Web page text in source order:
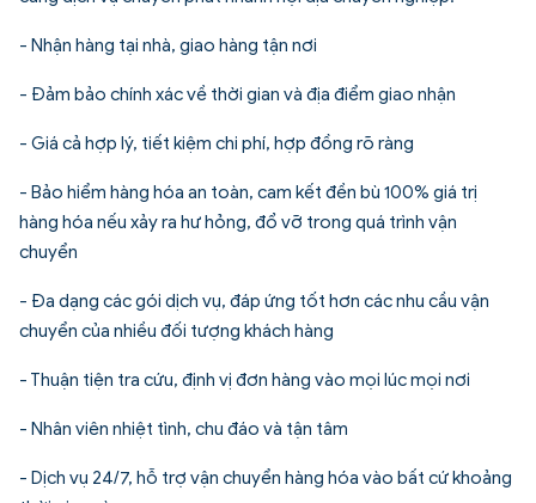
- Nhận hàng tại nhà, giao hàng tận nơi
- Đảm bảo chính xác về thời gian và địa điểm giao nhận
- Giá cả hợp lý, tiết kiệm chi phí, hợp đồng rõ ràng
- Bảo hiểm hàng hóa an toàn, cam kết đền bù 100% giá trị
hàng hóa nếu xảy ra hư hỏng, đổ vỡ trong quá trình vận
chuyển
- Đa dạng các gói dịch vụ, đáp ứng tốt hơn các nhu cầu vận
chuyển của nhiều đối tượng khách hàng
- Thuận tiện tra cứu, định vị đơn hàng vào mọi lúc mọi nơi
- Nhân viên nhiệt tình, chu đáo và tận tâm
- Dịch vụ 24/7, hỗ trợ vận chuyển hàng hóa vào bất cứ khoảng